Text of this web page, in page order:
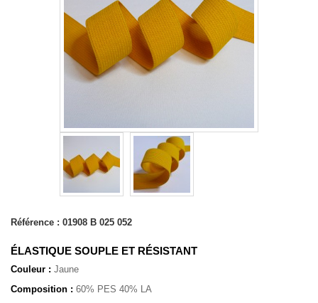
Référence : 01908 B 025 052
ÉLASTIQUE SOUPLE ET RÉSISTANT
Couleur : Jaune
Composition : 60% PES 40% LA